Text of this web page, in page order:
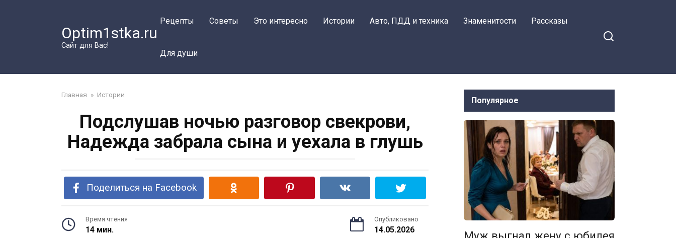
Optim1stka.ru
Сайт для Вас!
Рецепты Советы Это интересно Истории Авто, ПДД и техника Знаменитости Рассказы
Для души
Главная » Истории
Подслушав ночью разговор свекрови,
Надежда забрала сына и уехала в глушь
Поделиться на Facebook
Время чтения
14 мин.
Опубликовано
14.05.2026
Популярное